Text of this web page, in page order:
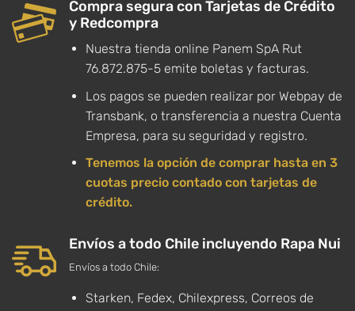
Compra segura con Tarjetas de Crédito
y Redcompra
Nuestra tienda online Panem SpA Rut
76.872.875-5 emite boletas y facturas.
Los pagos se pueden realizar por Webpay de
Transbank, o transferencia a nuestra Cuenta
Empresa, para su seguridad y registro.
Tenemos la opción de comprar hasta en 3
cuotas precio contado con tarjetas de
crédito.
Envíos a todo Chile incluyendo Rapa Nui
Envíos a todo Chile:
Starken, Fedex, Chilexpress, Correos de